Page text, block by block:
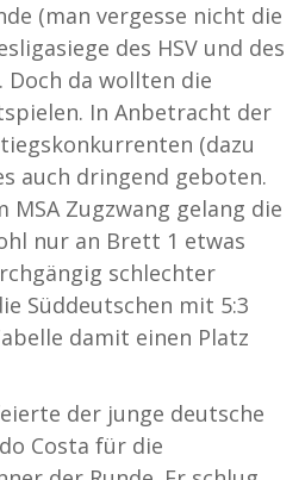
(man vergesse nicht die
des HSV und des
Doch da wollten die
In Anbetracht der
(dazu
auch dringend geboten.
MSA Zugzwang gelang die
nur an Brett 1 etwas
schlechter
Süddeutschen mit 5:3
damit einen Platz
der junge deutsche
Costa für die